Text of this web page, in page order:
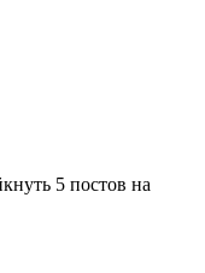
5 постов на